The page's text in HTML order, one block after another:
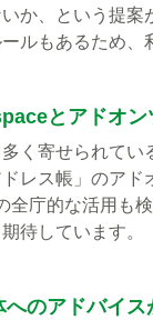
か、という提
ルもあるため、
とアドオン
く寄せられて
レス帳」のアド
全庁的な活用も
待しています。
のアドバイス